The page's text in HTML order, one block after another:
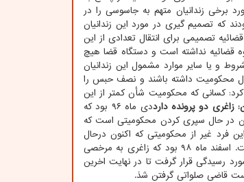
برخی زندانیان متهم به جاسوسی را در
که تصمیم گیری در مورد این زندانیان
تصمیمی برای انتقال تعدادی از این
قضائیه نداشته است و دستگاه قضا هیچ
و یا سایر موارد مشمول این زندانیان
از ده سال محکومیت داشته باشند و نصف حبس را
کرد: کسانی که محکومیت شأن کمتر از این
زاغری دو پرونده دارد
دی ماه ۹۶ بود که
در حال سپری کردن محکومیتی است که
فرد غیر از محکومیتی که اکنون درحال
گذراندن آنست، یک پرونده اتهامی دیگر هم دارد که به دادگاه ارسال شده و در پروسه دادرسی دادگاه است. اسفند ماه ۹۸ بود که زاغری به مرخصی
رفت، مرخصی که طبق گفته وکیلش تا اردیبهشت ماه ۹۹ تمدید گردید. پرونده دوم زاغری سال ۹۹ مورد رسیدگی قرار گرفت تا در نهایت اخرین